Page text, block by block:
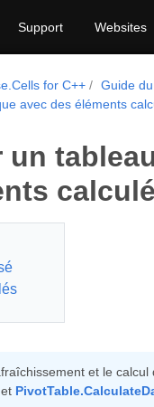
Support Websites
for C++ Guide
avec des éléments
et le
et